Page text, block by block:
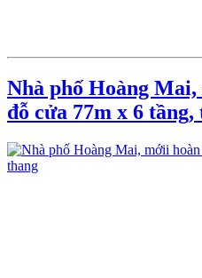
Nhà phố Hoàng
đỗ cửa 77m x 6 tầng,